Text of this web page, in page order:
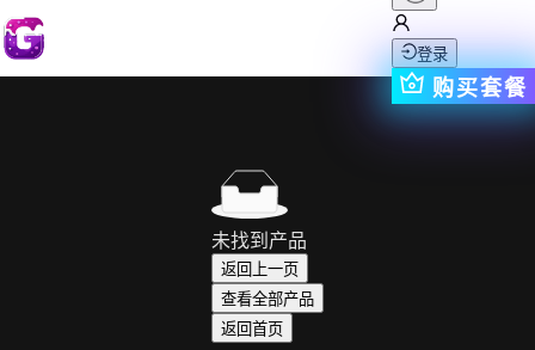
登录
购买套餐
未找到产品
返回上一页
查看全部产品
返回首页